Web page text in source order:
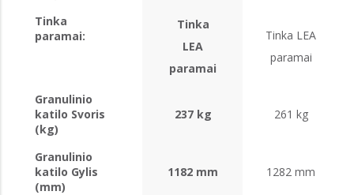
Tinka
paramai:
Tinka
LEA
paramai
Tinka LEA
paramai
Granulinio
katilo Svoris
(kg)
237 kg 261 kg
Granulinio
katilo Gylis
(mm)
1182 mm 1282 mm